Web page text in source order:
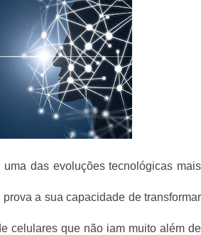
das evoluções tecnológicas mais
a sua capacidade de transformar
celulares que não iam muito além de